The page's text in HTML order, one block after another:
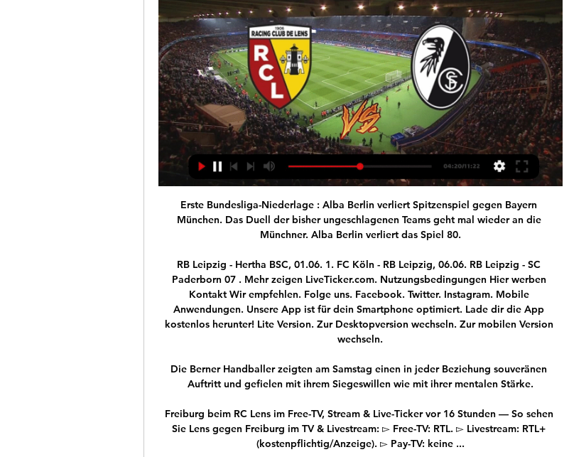
Erste Bundesliga-Niederlage : Alba Berlin verliert Spitzenspiel gegen Bayern München. Das Duell der bisher ungeschlagenen Teams geht mal wieder an die Münchner. Alba Berlin verliert das Spiel 80.

RB Leipzig - Hertha BSC, 01.06. 1. FC Köln - RB Leipzig, 06.06. RB Leipzig - SC Paderborn 07 . Mehr zeigen LiveTicker.com. Nutzungsbedingungen Hier werben Kontakt Wir empfehlen. Folge uns. Facebook. Twitter. Instagram. Mobile Anwendungen. Unsere App ist für dein Smartphone optimiert. Lade dir die App kostenlos herunter! Lite Version. Zur Desktopversion wechseln. Zur mobilen Version wechseln.

Die Berner Handballer zeigten am Samstag einen in jeder Beziehung souveränen Auftritt und gefielen mit ihrem Siegeswillen wie mit ihrer mentalen Stärke.

Freiburg beim RC Lens im Free-TV, Stream & Live-Ticker vor 16 Stunden — So sehen Sie Lens gegen Freiburg im TV & Livestream: ▻ Free-TV: RTL. ▻ Livestream: RTL+ (kostenpflichtig/Anzeige). ▻ Pay-TV: keine ...

Café Konditorei Rosenberger Hauptstraße, 35 8063 Eggersdorf bei Graz Telefon: +43 3117 2864 Email: office@cafe-rosenberger.com Öffnungszeiten: Tu-Sa 06:30-22:00; PH,Su 07:30-19:00 Café Wagner Gnaserstraße, 17 8342

Lens - Freiburg (15.02.): Welcher Sender überträgt live? vor 17 Stunden — Die RC Lens vs. SC Freiburg Live-TV Übertragung am Donnerstag gibt's für Sie im Free-TV, bei RTL. Laura Papendick und Experte Lothar Matthäus ...

Europa League: Playoff-Hinspiel RC Lens gegen SC vor 15 Stunden — Live im TV und Online-Stream: So sehen Sie das Playoff-Hinspiel der Europa League zwischen RC Lens und dem SC Freiburg.

2X TICKET EINTRACHT Frankfurt gegen FC Basel - EUR 180,00. 2x Ticket Eintracht Frankfurt FC Basel. Biete zwei Tickets für das EL-Heimspiel der Eintracht gegen Basel am 13.03.20 um 18:55 Uhr in der Commerzbank Arena Oberrang Ostribüne Block 17 Tickets können Tagsüber nach Terminabsprache in Frankfurt abgeholt werden oder es erfolgt der Versand per Einschreiben noch am selben Tag. Preis gilt.

Olympique Lyon ist im Champions-League- Halbfinale gegen den FC Bayern München von einer «gelben Gefahr» bedroht. Gleich sieben Fußball-Profis, die alle in der Olympique- Startelf erwartet.

Fussball-Vereine Loipersdorf bei Fürstenfeld - sichten Sie alle Firmen und Unternehmen mit Adresse, Telefonnummer und ★ Bewertungen. Das Stadtbranchenbuch für Loipersdorf bei Fürstenfeld zeigt Ihnen aktuell ᐅ 100 Einträge.

Auf einer virtuellen Pressekonferenz vor dem Champions-League-Halbfinal-Knaller gegen Paris St. Germain sprach RB Leipzigs Sportchef Markus Krösche über PSG und Abwehr-Ass Dayot Upamecano. So 16.

Bundesliga Spielbericht für Eintracht Frankfurt vs. Borussia Dortmund am 2. Februar 2019, mit allen Toren und wichtigen Ereignissen. Äußere Dich zur Partie in den Kommentaren.

Hotel und trafen uns am Abend noch zu einem Essen in Downtown Honolulu, an dem auch AH6NF und WH6GS teilnahmen. Die Stadt ist am Abend ziemlich aufregend, berall brennen Fackeln und die Straen sind voller Touristen. Franz, DJ9ZB, beim SSB-Betrieb auf 17 m. auf bis zu 350/h. Leider fehlten uns die drei anfangs verlorenen Tage, da wir bereits am.

Freiburg vor schwerer Hürde in Lens - ODDSET Wetten vor 13 Stunden — Lens - Freiburg im TV oder Livestream. Zu sehen gibt es das Spiel live ab 21:00 Uhr bei RTL. Für den RC Lens wird das Heimspiel gegen Freiburg ...

FC Bayern München - Olympique Lyon VIP-Tickets gewinnen! Marcel Kammermayer Mit etwas Glück sind Sie live dabei, wenn der FC Bayern am Mittwoch in der Münchner Allianz Arena mit Olympique Lyon.

24.07.2020 | Werfermeeting Schönebeck Kristin Pudenz steigert sich auf 65,58 Meter, Aufwärtstrend bei David Storl und Co. Beim Werfermeeting in Schönebeck hat Diskuswerferin Kristin Pudenz am Freitagabend ihre Bestleistung auf 65,58 Meter gesteigert.…

RB Leipzig - 1. FC Köln Anstoß : So. 25.02.2018 18:00, 24. Spieltag - 1. Bundesliga Stadion : Red Bull Arena, Leipzig Aktuelle Livestreams : (Atdhe,

In einem munteren Montagabendspiel drehte RB Leipzig noch in der ersten Halbzeit die Partie gegen den 1. FC Köln. Den Anschlusstreffer der Kölner konterten die Sachsen eiskalt und gewannen das letzte Montagsspiel dieser Saison mit 4:2.

In dieser Saison waren die Domstädter international im UI-Cup unterwegs (Europapokal Wettbewerb für Vereine die die direkte Quali für den UEFA Pokal verpasst hatten und sich über diesen Cup noch qualifizieren konnten). Hier besiegten die Kölner Tottenham mit einem 8:0 schieden jedoch anschließend im Achtelfinale gegen Tirol aus.

So 30.08.20 11:00 1 DJK Franz-Sales-Haus Essen TTC Bottrop 47 DJK Franz-Sales-Haus Essen TTC Bottrop 47 Spiellokal: 1. Sa 05.09.20 17:30 1 DJK Adler Union Frintrop Post SV Oberhausen DJK Adler Union Frintrop Post SV Oberhausen Spiellokal: 1. 18:30 1 TTV Falken Rheinkamp TSV Krefeld-Bockum TTV Falken Rheinkamp TSV Krefeld-Bockum Spiellokal: 1. 18:30 1 TTC Bottrop 47 TTC Union Mülheim …

Ein Teil der Fan-Gruppierungen des 1. FC Köln will das Bundesliga-Spiel am 25. Februar bei RB Leipzig boykottieren. Beim Hinspiel im September hatten Kölner Anhänger den RB-Bus mit einer.

SV Victoria 90 Leipzig; TSV 1893 Leipzig-Wahren; KSC 1864 Leipzig; SV Liebertwolkwitz; SV Lindenau 1848; TSV Einheit Lindenthal; Leipziger SV SW; BSG Chemie Leipzig; SV Tapfer 06 Leipzig; SV Energetik Leipzig; SV Sternburg Lützschena-Stahmeln; WSG Leipzig Mitte; SV Grün-Weiß Miltitz; SV Mölkau 04; TSV 1886 Markkleeberg; SSV Markranstädt.

Forum für FC Bayern München Fans - Bundesliga › Bayernkurve.de - Fankurve Fanclubs. Moderiert von: Jano Benutzer, die gerade dieses Forum ansehen: 2 Gast/Gäste . Seiten (3): 1 2 3 Weiter » Dieses Forum als gelesen markieren | Dieses Forum abonnieren. Fanclubs. Thema / Verfasser: Antworten: Ansichten: Bewertung: Letzter Beitrag : Forenankündigungen : Forenregeln. Jano---14.05 2015, 14:57.

Es wird jedoch nicht der direkte Weg gewählt, sondern eine Route, die uns an den wichtigsten Sehenswürdigkeiten vorbeiführt. Herausheben will ich das Neue Rathaus, das sich gleich von mehreren Seiten in Szene setzt. In der Nähe des Rathauses befindet sich auch die Statue des nackten Mannes, die vor allem bei Blauschi Eindruck hinterlässt.

86.Minute l 1-0 l Wieder liegt ein Wil-Spieler am Boden. Nicht das erste Mal dabei sind wir doch nicht in Chiasso. _____ 85.Minute l 1-0 l Noch 5 Minuten. Der FCRJ drückt.. _____ 84.Minute l 1-0 l Und dann wirds heiss aber den Querpass von Wicht kann niemand verwerten.

Deshalb glaube ich nicht, dass Lausanne gegen Teams wie Wil oder Chiasso noch patzen wird. Zur Person. Mämä Sykora (44) lebt in Zürich und ist …

11.04.2009: Turnier bei SW Wattenscheid 08. Am Mittag machten wir uns auf den Weg zu Schwarz-Weiß Wattenscheid 08, wo uns eines der am besten organisierten Turniere erwartete, die wir je gespielt habenÄngelholms flygplats. Kristian Nilsson: Kan Ängelholms fruktansvärda år sluta fantastiskt? 2020 har utvecklats till en mardröm för kommunledningen. Ängelholm.

2020-7-7 · Bereits Monate, bevor das Coronavirus ausbrach, listete diese Seite Angebote von Kirchen, die ihre Online-Services auch «ihren» Kranken oder Verreisten sowie gemeindefremden Suchenden und Neugierigen zur Verfügung stellen wollten - eine kluge Serviceorientierung der Gemeinden.

Spielschema der Begegnung zwischen 1. FC Köln und RB Leipzig 1:1 (1:1) Bundesliga, 2016/17, 5. Spieltag am Sonntag, 25. September 2016, 17:45 Uhr, Rhein-Energie.

Find de bedste odds på Eintracht Frankfurt - SV Werder Bremen, der spilles d. 4 marts 2020. Vi leverer optakten med informationer om kampen, H2H statistikker og alle de bedste Eintracht Frankfurt - SV Werder Bremen odds på 1X2, Over/Under, Asian Handicap m.v.

SC Paderborn DSC Arminia DSC DRIVE TuS N-Lübbecke. SK Austria Klagenfurt vs. DSC Arminia (in Sachsenburg). 10.07.2015. Foto: Thomas F. Starke

30 views Fvg. Schwarz-Weiß Alstaden 1:7 VfB Bottrop 1900 29 photos · 3 views Westfalia Vinnum 6:1 Borussia Ahsen II 22 photos · 2 views Ruhrgebiet 320 photos · 73 views FC Pech A 3:2 SC Rheinbach 1913 A 20 photos · 13 views VfR Fischenich 4:3 TFG Köln-Nippes 28 photos · 11.

Du musst nur auf das Land im linken Menü klicken und deinen Wettbewerb auswählen (Ligaergebnisse, nationale Wettbewerbe, andere Liveergebnisse). Cavalry Ergebnisse Service in Echtzeit, Liveupdate. Nächste Spiele: 18.07. Cavalry - Atletico Ottawa, 25.07. Edmonton - Cavalry, 30.07. Cavalry - …

FC Köln nach dem 1:4 (1:3) bei RB Leipzig auf harte Wochen einstellen. Ein Effekt durch den Trainerwechsel zu Beginn der Woche war bei den Kölnern jedenfalls maximal in der …

Europa League im TV und Stream: Wer zeigt RC Lens vs. Am kommenden Donnerstag zeigt der Sender die Begegnung zwischen RC Lens und SC Freiburg. Los geht es hier um 20:45 Uhr. Wer keinen TV-Anschluss besitzt, ...

Der SC Kriens hält sich weiter im Rennen um den 2. Platz in der Challenge League. Die Krienser siegen zum Abschluss der 27. Runde daheim gegen …

Fußball Europa League: RC Lens gegen Freiburg - Liveticker Hallo und herzlich willkommen zur Partie RC Lens - SC Freiburg! Rechtzeitig vor Spielbeginn geht es los mit dem Liveticker des Hinspiels in den Playoffs der ...

In der Champions League 2020 steht das Halbfinale an: Leipzig - PSG und Lyon - FC Bayern. Spielplan, Termine sowie Infos zur Übertragung live im TV und Stream.

Die Basketballer des FC Bayern München verlieren beim BBL Final-Turiner im Audi Dome das abschließende vierte Gruppenspiel und gehen somit nur als Gruppendritter in das Playoff-Viertelfinale: 81:89 (44:342 hieß es am Ende einer enttäuschenden zweiten Halbzeit gegen selbstbewusste Oldenburger. Der Meister führte im dritten Viertel 56:47, musste die EWE Baskets dann …

RC Lens vs. SC Freiburg live im Free-TV Das Europa-League-Hinspiel des SC Freiburg in Lens heute in einer Woche (15. Februar) gibt's live im Free-TV: Es läuft am 15. Februar auf RTL.

Heute Nachmittag um 15.30 Uhr startet die SG 09 in die Vorbereitung auf die neue Saison in der Regionalliga West. Zehn Spieler aus dem Kader der letzten Saison werden nicht dabei